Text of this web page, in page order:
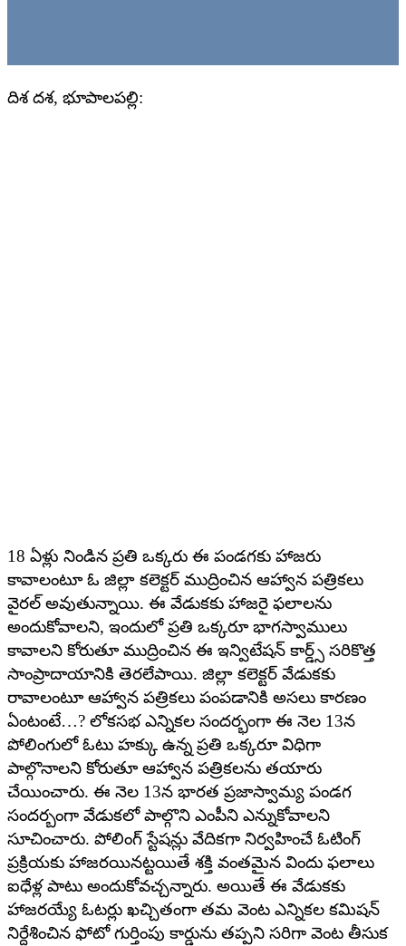
దిశ దశ, భూపాలపల్లి:
18 ఏళ్లు నిండిన ప్రతి ఒక్కరు ఈ పండగకు హాజరు
కావాలంటూ ఓ జిల్లా కలెక్టర్ ముద్రించిన ఆహ్వాన పత్రికలు
వైరల్ అవుతున్నాయి. ఈ వేడుకకు హాజరై ఫలాలను
అందుకోవాలని, ఇందులో ప్రతి ఒక్కరూ భాగస్వాములు
కావాలని కోరుతూ ముద్రించిన ఈ ఇన్విటేషన్ కార్డ్స్ సరికొత్త
సాంప్రాదాయానికి తెరలేపాయి. జిల్లా కలెక్టర్ వేడుకకు
రావాలంటూ ఆహ్వాన పత్రికలు పంపడానికి అసలు కారణం
ఏంటంటే…? లోకసభ ఎన్నికల సందర్భంగా ఈ నెల 13న
పోలింగులో ఓటు హక్కు ఉన్న ప్రతి ఒక్కరూ విధిగా
పాల్గొనాలని కోరుతూ ఆహ్వాన పత్రికలను తయారు
చేయించారు. ఈ నెల 13న భారత ప్రజాస్వామ్య పండగ
సందర్బంగా వేడుకలో పాల్గొని ఎంపీని ఎన్నుకోవాలని
సూచించారు. పోలింగ్ స్టేషన్లు వేదికగా నిర్వహించే ఓటింగ్
ప్రక్రియకు హాజరయినట్టయితే శక్తి వంతమైన విందు ఫలాలు
ఐధేళ్ల పాటు అందుకోవచ్చన్నారు. అయితే ఈ వేడుకకు
హాజరయ్యే ఓటర్లు ఖచ్చితంగా తమ వెంట ఎన్నికల కమిషన్
నిర్దేశించిన ఫోటో గుర్తింపు కార్డును తప్పని సరిగా వెంట తీసుక